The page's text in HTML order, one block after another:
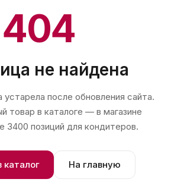
404
не найдена
после обновления сайта.
товар в каталоге — в магазине
3400 позиций для кондитеров.
каталог На главную